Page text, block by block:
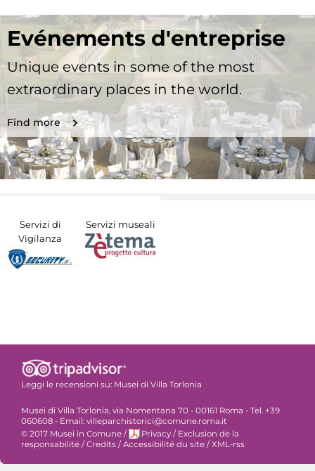
Evénements d'entreprise
Unique events in some of the most
extraordinary places in the world.
Find more
Servizi di
Vigilanza
Servizi museali
Leggi le recensioni su: Musei di Villa Torlonia
Musei di Villa Torlonia, via Nomentana 70 - 00161 Roma - Tel. +39
060608 - Email: villeparchistorici@comune.roma.it
© 2017 Musei in Comune / Privacy / Exclusion de la
responsabilité /Credits /Accessibilité du site /XML-rss